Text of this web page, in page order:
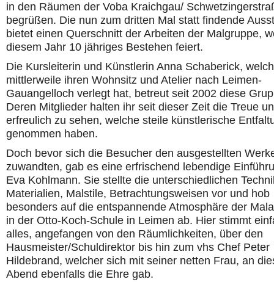
in den Räumen der Voba Kraichgau/
begrüßen. Die nun zum dritten Mal statt findende
bietet einen Querschnitt der Arbeiten der Malgruppe,
diesem Jahr 10 jähriges Bestehen feiert.
Die Kursleiterin und Künstlerin Anna Schaberick,
mittlerweile ihren Wohnsitz und Atelier nach Leimen-
Gauangelloch verlegt hat, betreut seit 2002 diese
Deren Mitglieder halten ihr seit dieser Zeit die Treue
erfreulich zu sehen, welche steile künstlerische
genommen haben.
Doch bevor sich die Besucher den ausgestellten
zuwandten, gab es eine erfrischend lebendige
Eva Kohlmann. Sie stellte die unterschiedlichen
Materialien, Malstile, Betrachtungsweisen vor und hob
besonders auf die entspannende Atmosphäre der
in der Otto-Koch-Schule in Leimen ab. Hier stimmt
alles, angefangen von den Räumlichkeiten, über den
Hausmeister/Schuldirektor bis hin zum vhs Chef Peter
Hildebrand, welcher sich mit seiner netten Frau, an
Abend ebenfalls die Ehre gab.